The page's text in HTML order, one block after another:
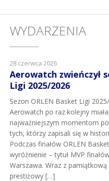
WYDARZENIA
28 czerwca 2026
Aerowatch zwieńczył
Ligi 2025/2026
Sezon ORLEN Basket Ligi
Aerowatch po raz kolejny
najważniejszym momentom
tych, którzy zapisali się w
Podczas finałów ORLEN
wyróżnienie – tytuł MVP
Warszawa. Wraz z
prestiżowy […]